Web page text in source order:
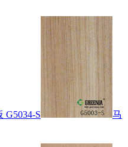
G5034-S
马